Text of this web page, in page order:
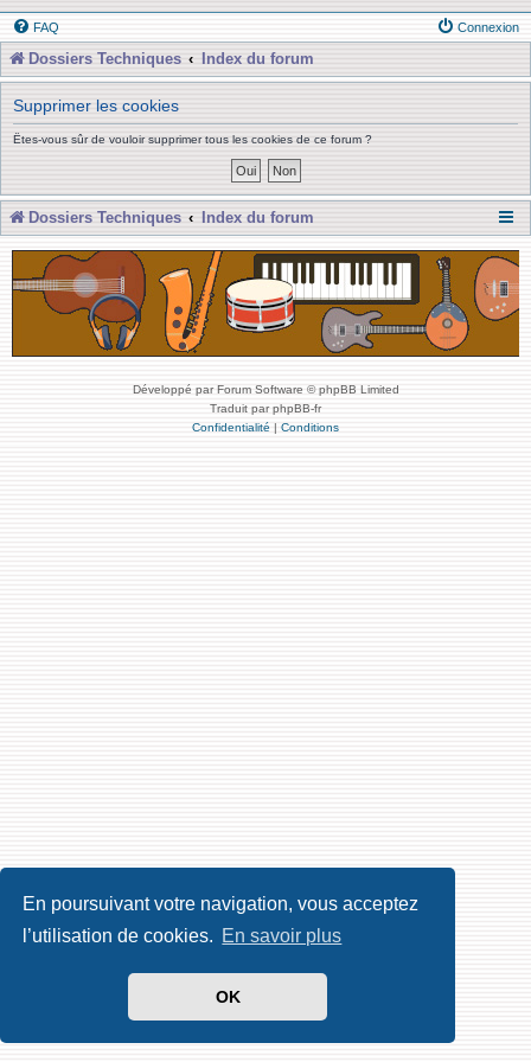
En poursuivant votre navigation, vous acceptez
l’utilisation de cookies. En savoir plus
OK
FAQ Connexion
Dossiers Techniques Index du forum
Supprimer les cookies
Êtes-vous sûr de vouloir supprimer tous les cookies de ce forum ?
Dossiers Techniques Index du forum
Développé par Forum Software © phpBB Limited
Traduit par phpBB-fr
Confidentialité | Conditions